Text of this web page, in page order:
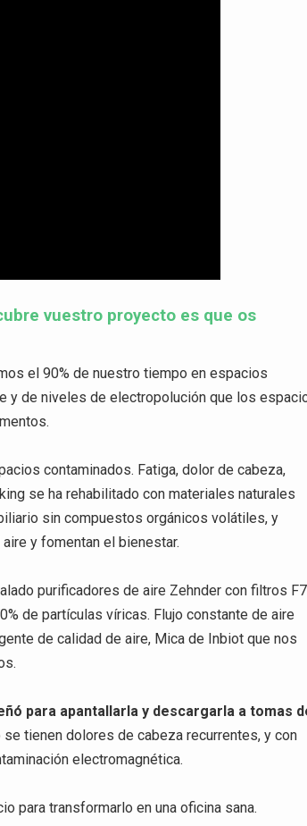
vuestro proyecto es que os
el 90% de nuestro tiempo en espacios
y de niveles de electropolución que los
contaminados. Fatiga, dolor de cabeza,
se ha rehabilitado con materiales naturales
sin compuestos orgánicos volátiles, y
y fomentan el bienestar.
purificadores de aire Zehnder con filtros F7
de partículas víricas. Flujo constante de aire
de calidad de aire, Mica de Inbiot que nos
para apantallarla y descargarla a tomas
tienen dolores de cabeza recurrentes, y con
electromagnética.
para transformarlo en una oficina sana.